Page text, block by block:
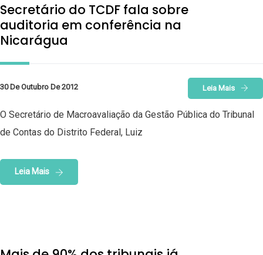
Secretário do TCDF fala sobre
auditoria em conferência na
Nicarágua
30 De Outubro De 2012 Leia Mais
O Secretário de Macroavaliação da Gestão Pública do Tribunal
de Contas do Distrito Federal, Luiz
Leia Mais